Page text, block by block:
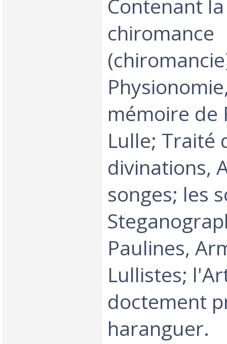
Contenant la
chiromance
mémoire de
Lulle; Traité
divinations,
songes; les
Paulines,
Lullistes;
doctement
haranguer.‎